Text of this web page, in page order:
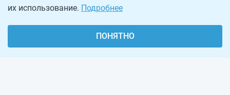
их использование. Подробнее
ПОНЯТНО